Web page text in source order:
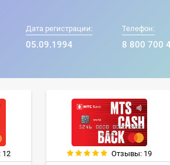
Дата регистрации:
05.09.1994
Телефон:
8 800 700
Отзывы: 19